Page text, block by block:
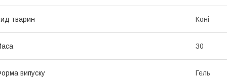
тварин Коні
30
випуску Гель